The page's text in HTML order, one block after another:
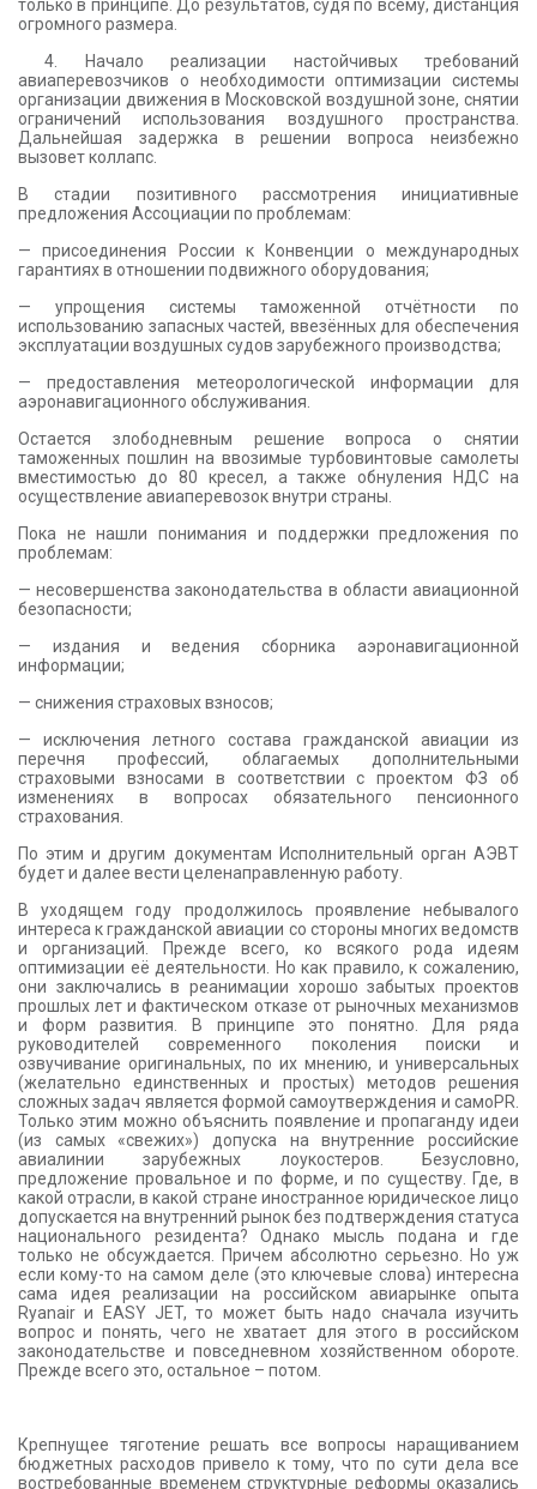
только в принципе. До результатов, судя по всему, дистанция
огромного размера.
4. Начало реализации настойчивых требований
авиаперевозчиков о необходимости оптимизации системы
организации движения в Московской воздушной зоне, снятии
ограничений использования воздушного пространства.
Дальнейшая задержка в решении вопроса неизбежно
вызовет коллапс.
В стадии позитивного рассмотрения инициативные
предложения Ассоциации по проблемам:
— присоединения России к Конвенции о международных
гарантиях в отношении подвижного оборудования;
— упрощения системы таможенной отчётности по
использованию запасных частей, ввезённых для обеспечения
эксплуатации воздушных судов зарубежного производства;
— предоставления метеорологической информации для
аэронавигационного обслуживания.
Остается злободневным решение вопроса о снятии
таможенных пошлин на ввозимые турбовинтовые самолеты
вместимостью до 80 кресел, а также обнуления НДС на
осуществление авиаперевозок внутри страны.
Пока не нашли понимания и поддержки предложения по
проблемам:
— несовершенства законодательства в области авиационной
безопасности;
— издания и ведения сборника аэронавигационной
информации;
— снижения страховых взносов;
— исключения летного состава гражданской авиации из
перечня профессий, облагаемых дополнительными
страховыми взносами в соответствии с проектом ФЗ об
изменениях в вопросах обязательного пенсионного
страхования.
По этим и другим документам Исполнительный орган АЭВТ
будет и далее вести целенаправленную работу.
В уходящем году продолжилось проявление небывалого
интереса к гражданской авиации со стороны многих ведомств
и организаций. Прежде всего, ко всякого рода идеям
оптимизации её деятельности. Но как правило, к сожалению,
они заключались в реанимации хорошо забытых проектов
прошлых лет и фактическом отказе от рыночных механизмов
и форм развития. В принципе это понятно. Для ряда
руководителей современного поколения поиски и
озвучивание оригинальных, по их мнению, и универсальных
(желательно единственных и простых) методов решения
сложных задач является формой самоутверждения и самоPR.
Только этим можно объяснить появление и пропаганду идеи
(из самых «свежих») допуска на внутренние российские
авиалинии зарубежных лоукостеров. Безусловно,
предложение провальное и по форме, и по существу. Где, в
какой отрасли, в какой стране иностранное юридическое лицо
допускается на внутренний рынок без подтверждения статуса
национального резидента? Однако мысль подана и где
только не обсуждается. Причем абсолютно серьезно. Но уж
если кому-то на самом деле (это ключевые слова) интересна
сама идея реализации на российском авиарынке опыта
Ryanair и EASY JET, то может быть надо сначала изучить
вопрос и понять, чего не хватает для этого в российском
законодательстве и повседневном хозяйственном обороте.
Прежде всего это, остальное – потом.
Крепнущее тяготение решать все вопросы наращиванием
бюджетных расходов привело к тому, что по сути дела все
востребованные временем структурные реформы оказались